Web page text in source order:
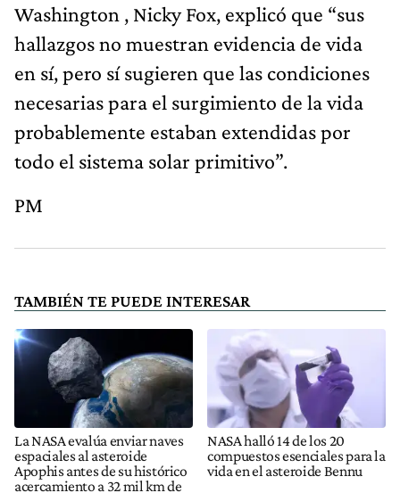
Washington , Nicky Fox, explicó que “sus
hallazgos no muestran evidencia de vida
en sí, pero sí sugieren que las condiciones
necesarias para el surgimiento de la vida
probablemente estaban extendidas por
todo el sistema solar primitivo”.
PM
TAMBIÉN TE PUEDE INTERESAR
La NASA evalúa enviar naves
espaciales al asteroide
Apophis antes de su histórico
acercamiento a 32 mil km de
NASA halló 14 de los 20
compuestos esenciales para la
vida en el asteroide Bennu